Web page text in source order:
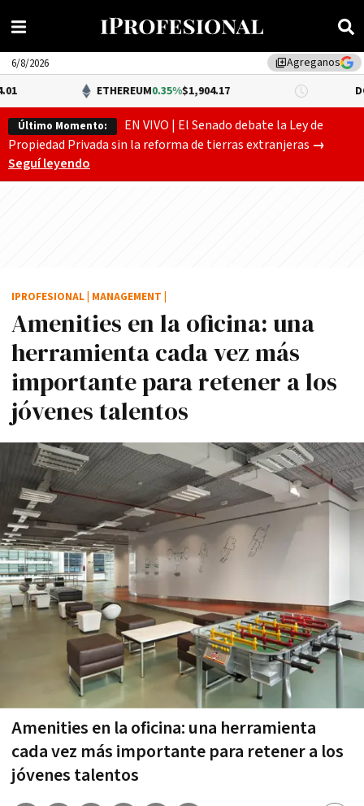
library_addAgreganos
6/8/2026
0.35%$1,904.17 DÓLAR BNA
Último Momento:
EN VIVO | El Senado debate la Ley de
Propiedad Privada sin la reforma de tierras extranjeras →
Seguí leyendo
Amenities en la oficina: una
herramienta cada vez más
importante para retener a los
jóvenes talentos
Amenities en la oficina: una herramienta
cada vez más importante para retener a los
jóvenes talentos
IPROFESIONAL MANAGEMENT